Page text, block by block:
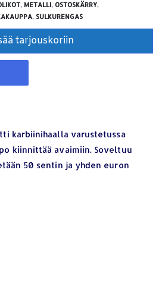
, METALLI, OSTOSKÄRRY,
, SULKURENGAS
tarjouskoriin
karbiinihaalla varustetussa
kiinnittää avaimiin. Soveltuu
50 sentin ja yhden euron